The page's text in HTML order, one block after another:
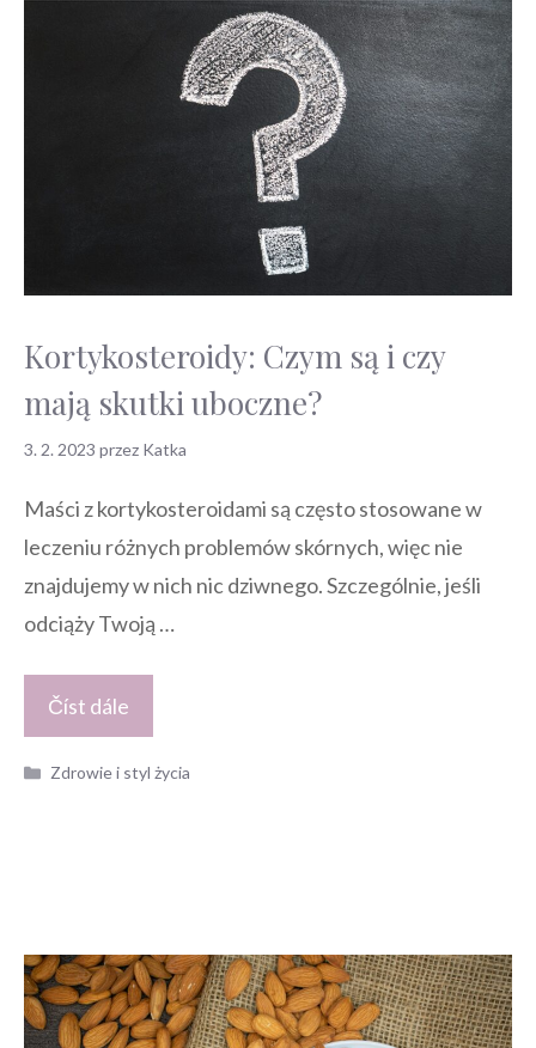
Kortykosteroidy: Czym są i czy
mają skutki uboczne?
3. 2. 2023 przez Katka
Maści z kortykosteroidami są często stosowane w
leczeniu różnych problemów skórnych, więc nie
znajdujemy w nich nic dziwnego. Szczególnie, jeśli
odciąży Twoją …
Číst dále
Kategorie
Zdrowie i styl życia